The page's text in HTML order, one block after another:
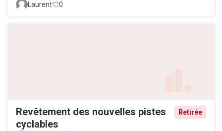
Laurent 0
Revêtement des nouvelles pistes
cyclables
Retirée